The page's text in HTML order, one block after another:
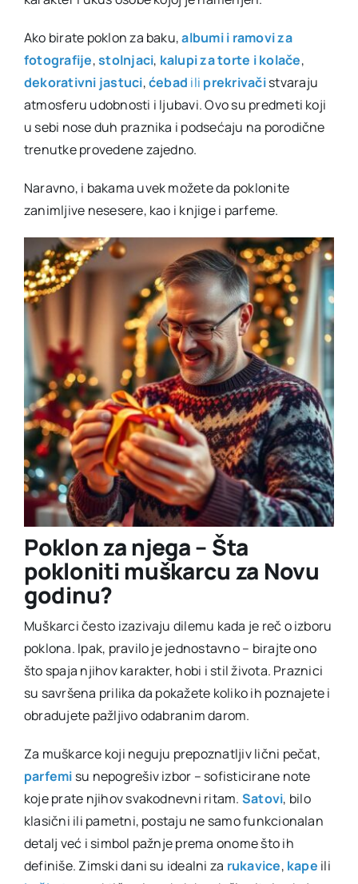
Ako birate poklon za baku,albumi i ramovi za
fotografije,stolnjaci, kalupi za torte i kolače,
dekorativni jastuci,ćebad ili prekrivačistvaraju
atmosferu udobnosti i ljubavi. Ovo su predmeti koji
u sebi nose duh praznika i podsećaju na porodične
trenutke provedene zajedno.
Naravno, i bakama uvek možete da poklonite
zanimljive nesesere, kao i knjige i parfeme.
Poklon za njega – Šta
pokloniti muškarcu za Novu
godinu?
Muškarci često izazivaju dilemu kada je reč o izboru
poklona. Ipak, pravilo je jednostavno – birajte ono
što spaja njihov karakter, hobi i stil života. Praznici
su savršena prilika da pokažete koliko ih poznajete i
obradujete pažljivo odabranim darom.
Za muškarce koji neguju prepoznatljiv lični pečat,
parfemi su nepogrešiv izbor – sofisticirane note
koje prate njihov svakodnevni ritam. Satovi, bilo
klasični ili pametni, postaju ne samo funkcionalan
detalj već i simbol pažnje prema onome što ih
definiše. Zimski dani su idealni za rukavice, kape ili